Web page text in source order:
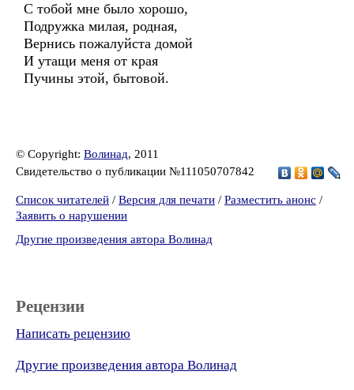
С тобой мне было хорошо,
Подружка милая, родная,
Вернись пожалуйста домой
И утащи меня от края
Пучины этой, бытовой.
© Copyright: Волинад, 2011
Свидетельство о публикации №111050707842
Список читателей / Версия для печати / Разместить анонс /
Заявить о нарушении
Другие произведения автора Волинад
Рецензии
Написать рецензию
Другие произведения автора Волинад